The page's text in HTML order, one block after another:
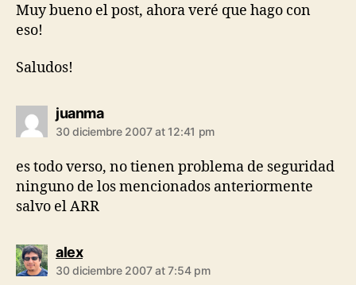
Muy bueno el post, ahora veré que hago con
eso!
Saludos!
juanmasays:
30 diciembre 2007 at 12:41 pm
es todo verso, no tienen problema de seguridad
ninguno de los mencionados anteriormente
salvo el ARR
alexsays:
30 diciembre 2007 at 7:54 pm